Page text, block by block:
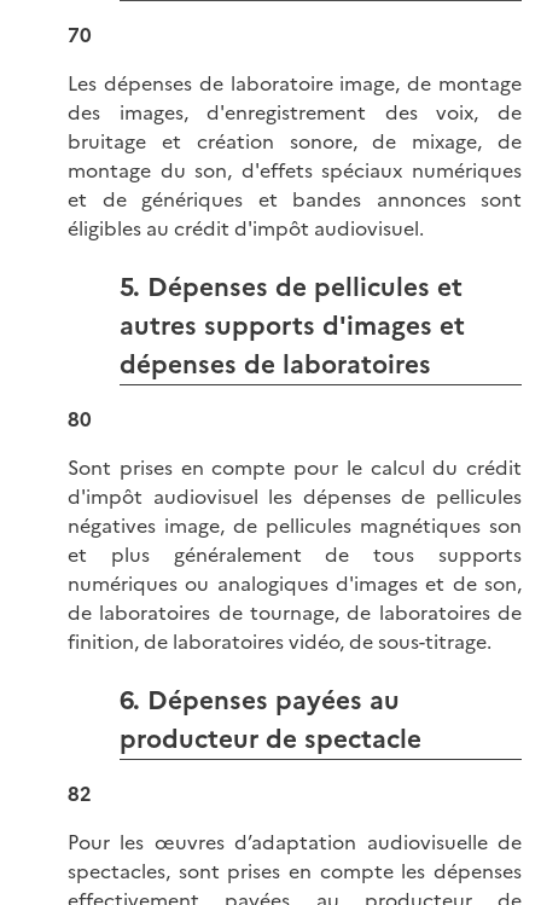
70
Les dépenses de laboratoire image, de montage
des images, d'enregistrement des voix, de
bruitage et création sonore, de mixage, de
montage du son, d'effets spéciaux numériques
et de génériques et bandes annonces sont
éligibles au crédit d'impôt audiovisuel.
5. Dépenses de pellicules et
autres supports d'images et
dépenses de laboratoires
80
Sont prises en compte pour le calcul du crédit
d'impôt audiovisuel les dépenses de pellicules
négatives image, de pellicules magnétiques son
et plus généralement de tous supports
numériques ou analogiques d'images et de son,
de laboratoires de tournage, de laboratoires de
finition, de laboratoires vidéo, de sous-titrage.
6. Dépenses payées au
producteur de spectacle
82
Pour les œuvres d’adaptation audiovisuelle de
spectacles, sont prises en compte les dépenses